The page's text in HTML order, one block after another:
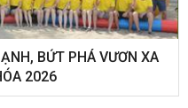
BỨT PHÁ VƯƠN XA
2026